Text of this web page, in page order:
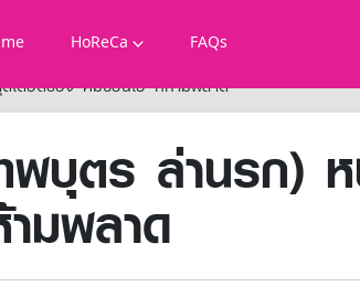
HoReCa FAQs
เดือดของ "คิมซอนโฮ" ที่ห้ามพลาด
พบุตร ล่านรก)
มพลาด